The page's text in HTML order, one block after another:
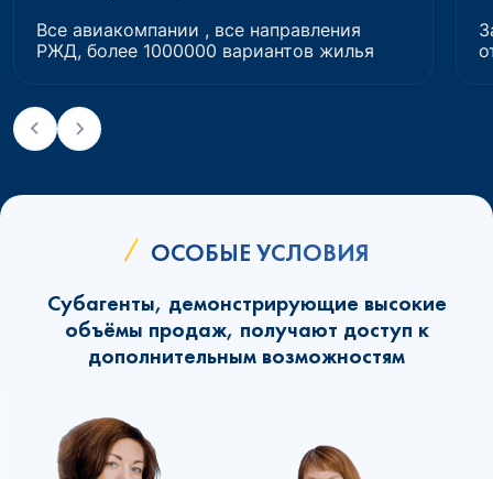
Все авиакомпании , все направления
РЖД, более 1000000 вариантов жилья
ОСОБЫЕ УСЛОВИЯ
Субагенты, демонстрирующие высокие
объёмы продаж, получают доступ к
дополнительным возможностям